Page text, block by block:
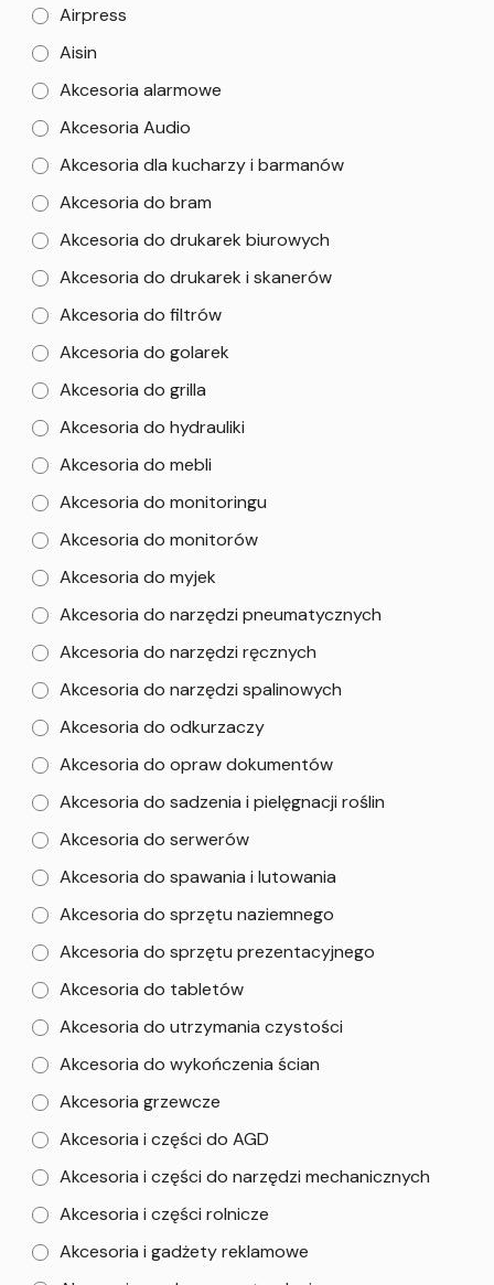
Airpress
Aisin
Akcesoria alarmowe
Akcesoria Audio
Akcesoria dla kucharzy i barmanów
Akcesoria do bram
Akcesoria do drukarek biurowych
Akcesoria do drukarek i skanerów
Akcesoria do filtrów
Akcesoria do golarek
Akcesoria do grilla
Akcesoria do hydrauliki
Akcesoria do mebli
Akcesoria do monitoringu
Akcesoria do monitorów
Akcesoria do myjek
Akcesoria do narzędzi pneumatycznych
Akcesoria do narzędzi ręcznych
Akcesoria do narzędzi spalinowych
Akcesoria do odkurzaczy
Akcesoria do opraw dokumentów
Akcesoria do sadzenia i pielęgnacji roślin
Akcesoria do serwerów
Akcesoria do spawania i lutowania
Akcesoria do sprzętu naziemnego
Akcesoria do sprzętu prezentacyjnego
Akcesoria do tabletów
Akcesoria do utrzymania czystości
Akcesoria do wykończenia ścian
Akcesoria grzewcze
Akcesoria i części do AGD
Akcesoria i części do narzędzi mechanicznych
Akcesoria i części rolnicze
Akcesoria i gadżety reklamowe